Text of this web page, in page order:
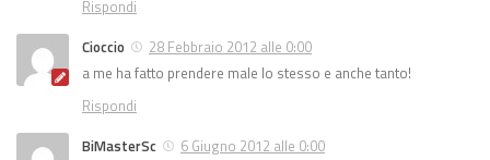
Rispondi
Cioccio
28 Febbraio 2012 alle 0:00
a me ha fatto prendere male lo stesso e anche tanto!
Rispondi
BiMasterSc
6 Giugno 2012 alle 0:00